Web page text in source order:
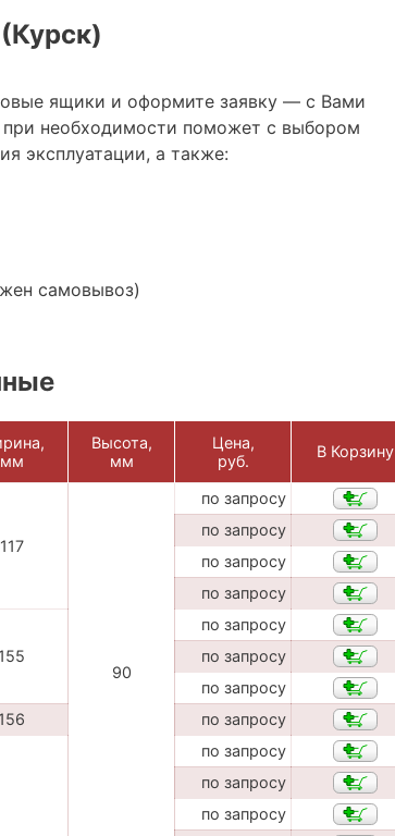
ящики и оформите заявку — с Вами
необходимости поможет с выбором
эксплуатации, а также:
самовывоз)
мм
Высота,
мм
Цена,
руб.
В Корзину
117
90
по запросу
по запросу
по запросу
по запросу
155
по запросу
по запросу
по запросу
156
по запросу
по запросу
по запросу
по запросу